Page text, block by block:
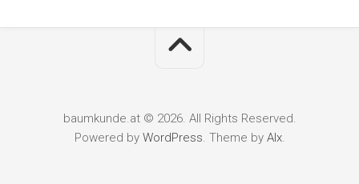
baumkunde.at © 2026. All Rights Reserved.
Powered by WordPress. Theme by Alx.